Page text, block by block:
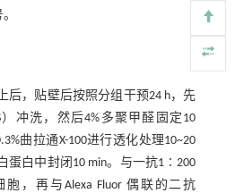
后，贴壁后按照分组干预24 h，先
冲洗，然后4%多聚甲醛固定10
曲拉通X-100进行透化处理10~20
蛋白中封闭10 min。与一抗1∶200
胞，再与Alexa Fluor 偶联的二抗